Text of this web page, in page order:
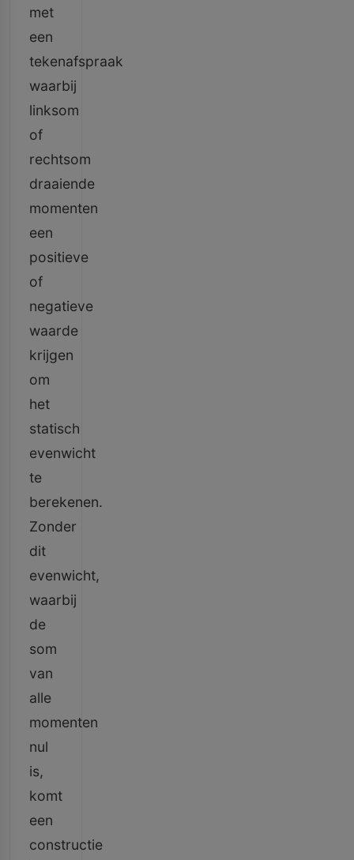
met
een
tekenafspraak
waarbij
linksom
of
rechtsom
draaiende
momenten
een
positieve
of
negatieve
waarde
krijgen
om
het
statisch
evenwicht
te
berekenen.
Zonder
dit
evenwicht,
waarbij
de
som
van
alle
momenten
nul
is,
komt
een
constructie